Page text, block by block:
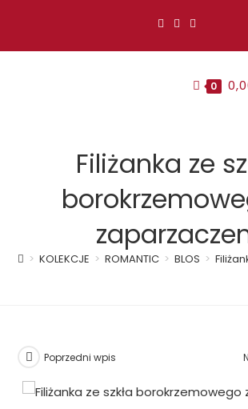
0
Filiżanka ze
> KOLEKCJE > ROMANTIC > BLOS >
Poprzedni wpis